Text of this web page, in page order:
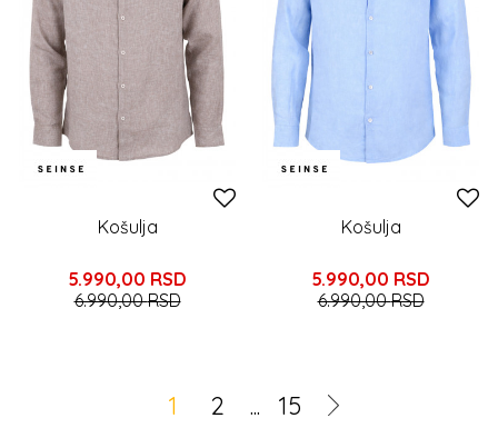
Košulja
5.990,00 RSD
6.990,00RSD
Košulja
5.990,00 RSD
6.990,00RSD
1 2 ... 15